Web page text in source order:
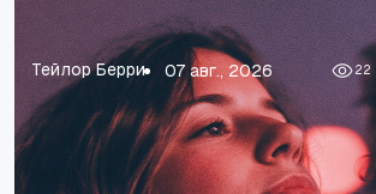
нас в бездну отчаяния.
Джаред Кеннеди 06 авг., 2026
76